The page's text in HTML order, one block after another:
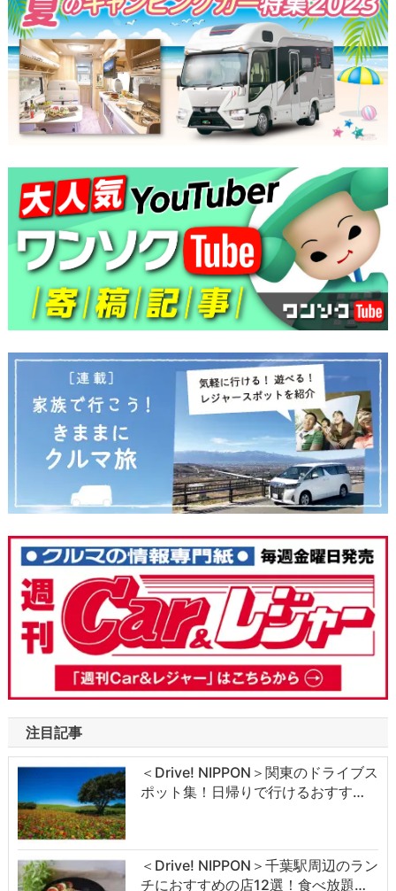
注目記事
＜Drive! NIPPON＞関東のドライブス
ポット集！日帰りで行けるおすす…
＜Drive! NIPPON＞千葉駅周辺のラン
チにおすすめの店12選！食べ放題…